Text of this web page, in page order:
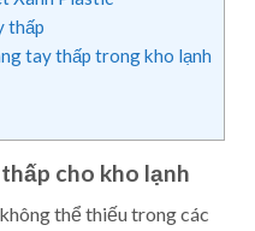
thấp
tay thấp trong kho lạnh
cho kho lạnh
thể thiếu trong các